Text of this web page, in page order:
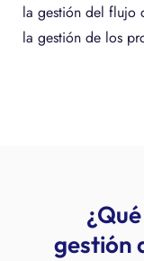
la gestión del flujo
la gestión de los
gestión